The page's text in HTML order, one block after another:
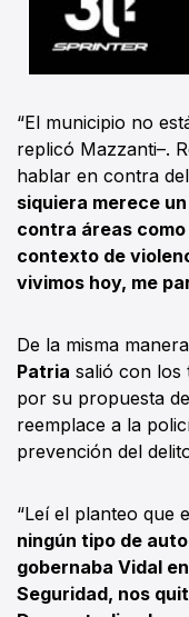
“El municipio no
replicó Mazzanti–.
hablar en contra
siquiera merece
contra áreas
contexto de
vivimos hoy, me
De la misma
Patria salió con los
por su propuesta
reemplace a la
prevención del
“Leí el planteo que
ningún tipo de
gobernaba Vidal
Seguridad, nos